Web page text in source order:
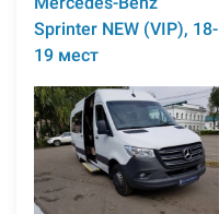
Sprinter NEW (VIP), 18-
19 мест